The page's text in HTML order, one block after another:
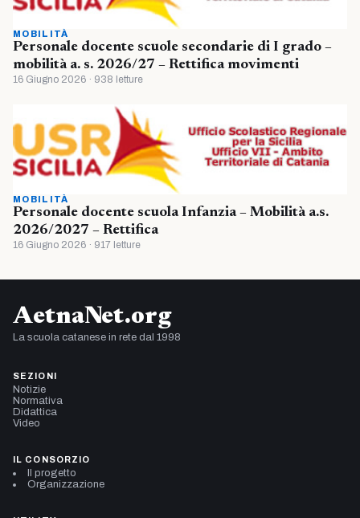
MOBILITÀ
Personale docente scuole secondarie di I grado –
mobilità a. s. 2026/27 – Rettifica movimenti
16 Giugno 2026 · 938 letture
MOBILITÀ
Personale docente scuola Infanzia – Mobilità a.s.
2026/2027 – Rettifica
16 Giugno 2026 · 917 letture
AetnaNet.org
La scuola catanese in rete dal 1998
SEZIONI
Notizie
Normativa
Didattica
Video
IL CONSORZIO
Il progetto
Organizzazione